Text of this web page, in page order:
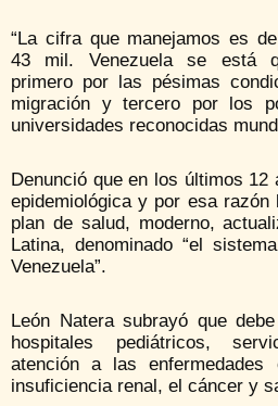
“La cifra que manejamos es
43 mil. Venezuela se está
primero por las pésimas
migración y tercero por los
universidades reconocidas
Denunció que en los últimos 12
epidemiológica y por esa razón
plan de salud, moderno,
Latina, denominado “el
Venezuela”.
León Natera subrayó que
hospitales pediátricos,
atención a las
insuficiencia renal, el cáncer y